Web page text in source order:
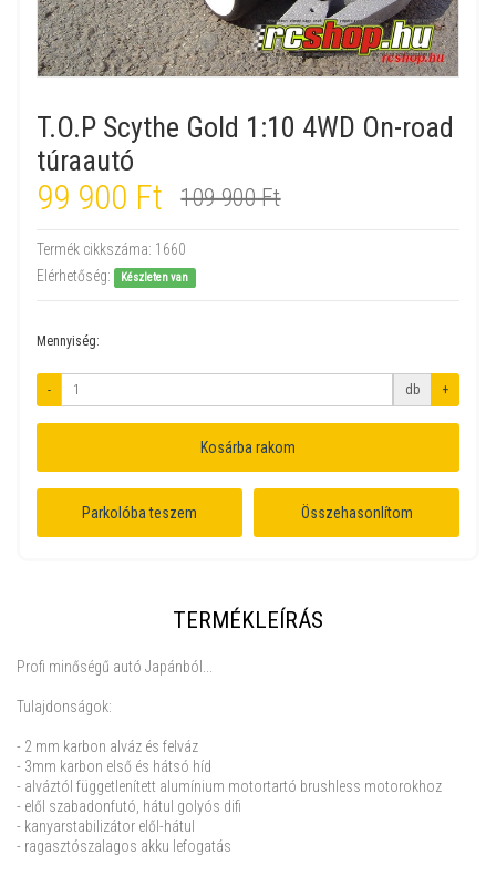
T.O.P Scythe Gold 1:10 4WD On-road
túraautó
99 900 Ft 109 900 Ft
Termék cikkszáma: 1660
Elérhetőség:
Készleten van
Mennyiség:
- db +
Kosárba rakom
Parkolóba teszem Összehasonlítom
TERMÉKLEÍRÁS
Profi minőségű autó Japánból...
Tulajdonságok:
- 2 mm karbon alváz és felváz
- 3mm karbon első és hátsó híd
- alváztól függetlenített alumínium motortartó brushless motorokhoz
- elől szabadonfutó, hátul golyós difi
- kanyarstabilizátor elől-hátul
- ragasztószalagos akku lefogatás